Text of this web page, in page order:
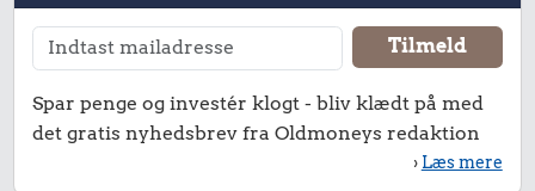
5,01 kr. 20 kr.
14 kr.
Spar penge og investér klogt - bliv klædt på med
det gratis nyhedsbrev fra Oldmoneys redaktion
› Læs mere